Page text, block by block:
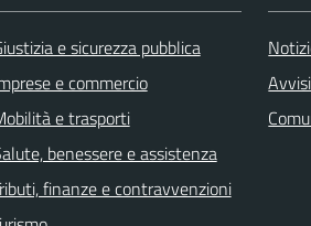
e sicurezza pubblica
e commercio
e trasporti
benessere e assistenza
finanze e contravvenzioni
Avvisi